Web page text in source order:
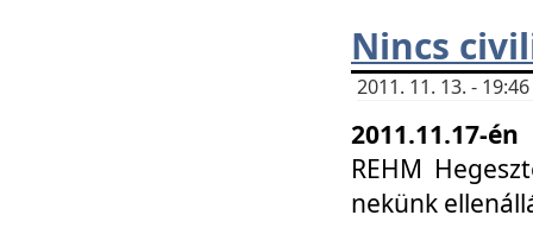
Nincs
2011. 11. 13. -
2011.11.17-
REHM
nekünk